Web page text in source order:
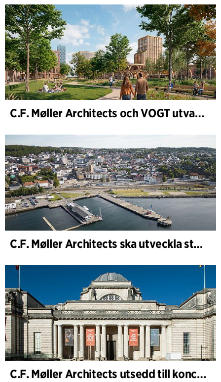
C.F. Møller Architects och VOGT utvalda att forma framtidens Hamburg-Altona
C.F. Møller Architects ska utveckla strategin för ”Knutepunkt Larvik och indre havn”
C.F. Møller Architects utsedd till konceptarkitekt för projektet National Museum Cardiff